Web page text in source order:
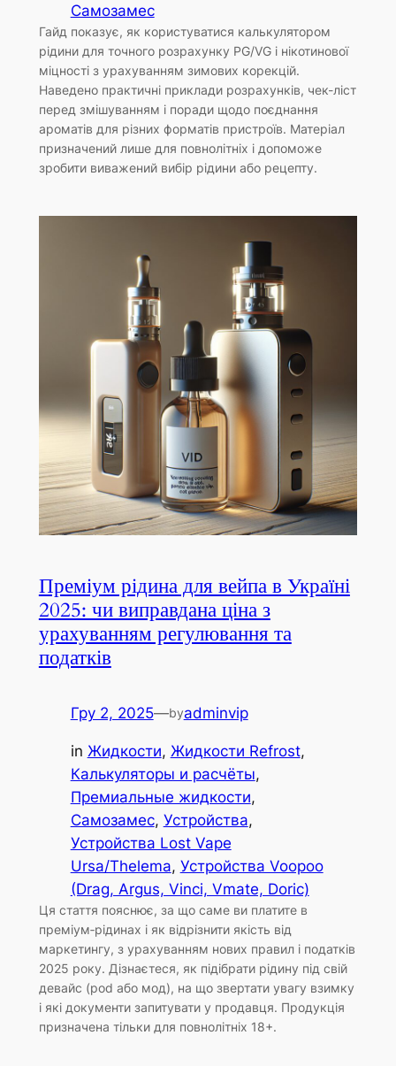
Самозамес
Гайд показує, як користуватися калькулятором
рідини для точного розрахунку PG/VG і нікотинової
міцності з урахуванням зимових корекцій.
Наведено практичні приклади розрахунків, чек-ліст
перед змішуванням і поради щодо поєднання
ароматів для різних форматів пристроїв. Матеріал
призначений лише для повнолітніх і допоможе
зробити виважений вибір рідини або рецепту.
Преміум рідина для вейпа в Україні
2025: чи виправдана ціна з
урахуванням регулювання та
податків
Гру 2, 2025—byadminvip
in Жидкости, Жидкости Refrost
Калькуляторы и расчёты
Премиальные жидкости
Самозамес, Устройства
Устройства Lost Vape
Ursa/Thelema, Устройства Voopoo
(Drag, Argus, Vinci, Vmate, Doric)
Ця стаття пояснює, за що саме ви платите в
преміум‑рідинах і як відрізнити якість від
маркетингу, з урахуванням нових правил і податків
2025 року. Дізнаєтеся, як підібрати рідину під свій
девайс (pod або мод), на що звертати увагу взимку
і які документи запитувати у продавця. Продукція
призначена тільки для повнолітніх 18+.